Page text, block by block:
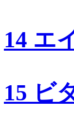
14 エ
15 ビ